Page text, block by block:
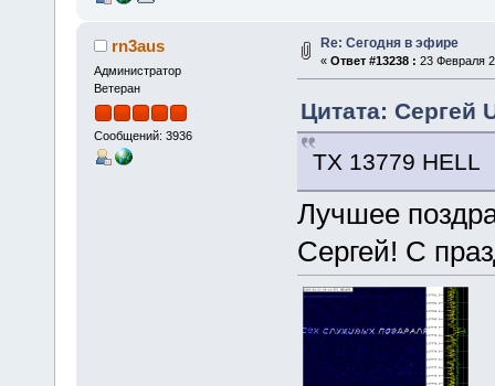
rn3aus
Администратор
Ветеран
Сообщений: 3936
Re: Сегодня в эфире
« Ответ #13238 : 23 Февраля
Цитата: Сергей
TX 13779 HELL
Лучшее
Сергей! С